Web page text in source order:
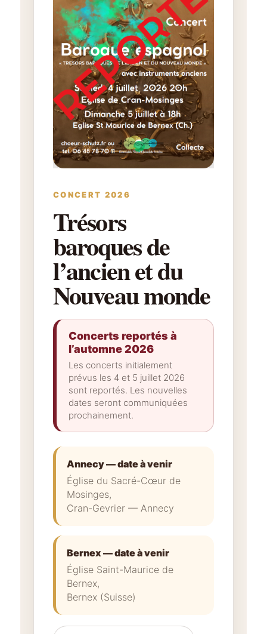
CONCERT 2026
Trésors
baroques de
l’ancien et du
Nouveau monde
Concerts reportés à
l’automne 2026
Les concerts initialement
prévus les 4 et 5 juillet 2026
sont reportés. Les nouvelles
dates seront communiquées
prochainement.
Annecy — date à venir
Église du Sacré-Cœur de
Mosinges,
Cran-Gevrier — Annecy
Bernex — date à venir
Église Saint-Maurice de
Bernex,
Bernex (Suisse)